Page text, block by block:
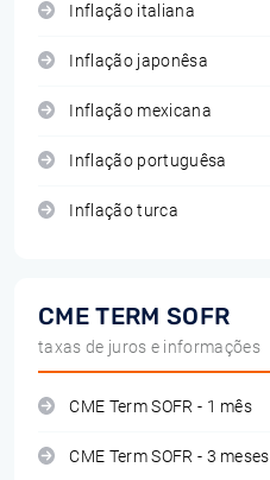
Inflação italiana
Inflação japonêsa
Inflação mexicana
Inflação portuguêsa
Inflação turca
CME TERM SOFR
taxas de juros e informações
CME Term SOFR - 1 mês
CME Term SOFR - 3 meses